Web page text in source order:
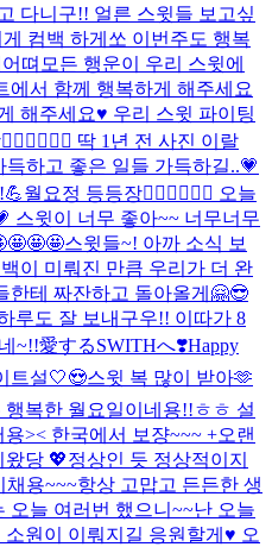
다니구!! 얼른 스윗들 보고싶
컴백 하게쏘 이번주도 행복
어뗘 모든 행운이 우리 스윗에
에서 함께 행복하게 해주세요
해주세요♥️ 우리 스윗 파이팅
딱 1년 전 사진 이랄
하고 좋은 일들 가득하길..💗
월요정 등등장🧚🏻‍♀️🧚🏻‍♀️ 오늘
스윗이 너무 좋아~~ 너무너무
스윗들~! 아까 소식 보
이 미뤄진 만큼 우리가 더 완
한테 짜잔하고 돌아올게🤗😎
루도 잘 보내구우!! 이따가 8
~!!愛するSWITHへ❣️Happy
트설🤍😍스윗 복 많이 받아🫶
행복한 월요일이네용!!ㅎㅎ 설
>< 한국에서 보쟝~~~ +오랜
왔당 💖정상인 듯 정상적이지
채용~~~항상 고맙고 든든한 생
오늘 여러번 했으니~~난 오늘
원이 이뤄지길 응원할게♥️ 오